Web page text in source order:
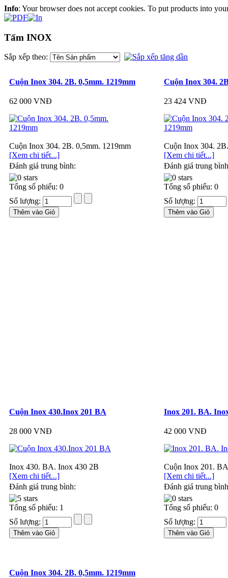
Info: Your browser does not accept cookies. To put products into
Tấm INOX
Sắp xếp theo:
Cuộn Inox 304. 2B. 0,5mm. 1219mm
62 000 VNĐ
Cuộn Inox 304. 2B. 0,5mm. 1219mm
[Xem chi tiết...]
Đánh giá trung bình:
Tổng số phiếu: 0
Số lượng:
Cuộn Inox 304.
23 424 VNĐ
Cuộn Inox 304.
[Xem chi tiết...]
Đánh giá trung
Tổng số phiếu: 0
Số lượng:
Cuộn Inox 430.Inox 201 BA
28 000 VNĐ
Inox 430. BA. Inox 430 2B
[Xem chi tiết...]
Đánh giá trung bình:
Tổng số phiếu: 1
Số lượng:
Inox 201. BA.
42 000 VNĐ
Cuộn Inox 201.
[Xem chi tiết...]
Đánh giá trung
Tổng số phiếu: 0
Số lượng:
Cuộn Inox 304. 2B. 0,5mm. 1219mm